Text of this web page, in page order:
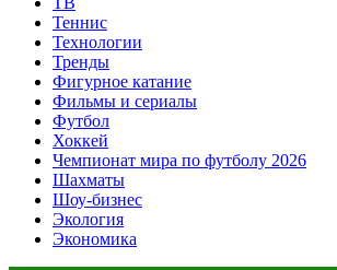
Теннис
Технологии
Тренды
Фигурное катание
Фильмы и сериалы
Футбол
Хоккей
Чемпионат мира по футболу 2026
Шахматы
Шоу-бизнес
Экология
Экономика